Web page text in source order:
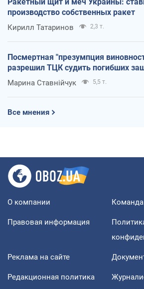
производство собственных ракет
Кирилл Татаринов 2,3 т.
Посмертная "презумпция
разрешил ТЦК судить погибших
Марина Ставнійчук 5,5 т.
Все мнения
О компании Команда
Правовая информация
Реклама на сайте
Редакционная политика